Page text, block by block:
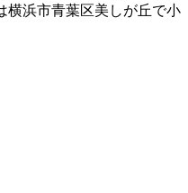
横浜市青葉区美しが丘で小